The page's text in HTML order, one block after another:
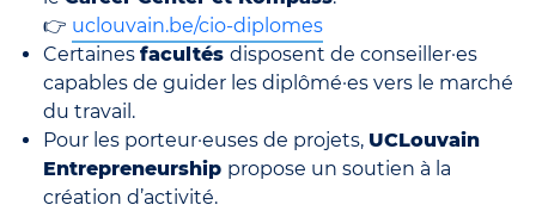
👉 uclouvain.be/cio-diplomes
Certaines facultés disposent de conseiller·es
capables de guider les diplômé·es vers le marché
du travail.
Pour les porteur·euses de projets, UCLouvain
Entrepreneurship propose un soutien à la
création d’activité.